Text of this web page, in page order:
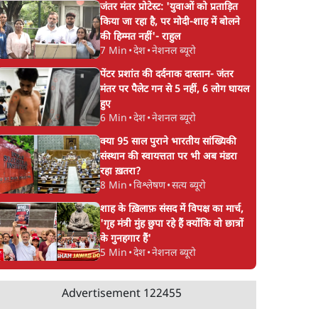
जंतर मंतर प्रोटेस्ट: 'युवाओं को प्रताड़ित
किया जा रहा है, पर मोदी-शाह में बोलने
की हिम्मत नहीं'- राहुल
7 Min •देश•नेशनल ब्यूरो
पेंटर प्रशांत की दर्दनाक दास्तान- जंतर
मंतर पर पैलेट गन से 5 नहीं, 6 लोग घायल
हुए
6 Min •देश•नेशनल ब्यूरो
क्या 95 साल पुराने भारतीय सांख्यिकी
संस्थान की स्वायत्तता पर भी अब मंडरा
रहा ख़तरा?
8 Min •विश्लेषण•सत्य ब्यूरो
शाह के ख़िलाफ़ संसद में विपक्ष का मार्च,
'गृह मंत्री मुंह छुपा रहे हैं क्योंकि वो छात्रों
के गुनहगार हैं'
5 Min •देश•नेशनल ब्यूरो
Advertisement 122455